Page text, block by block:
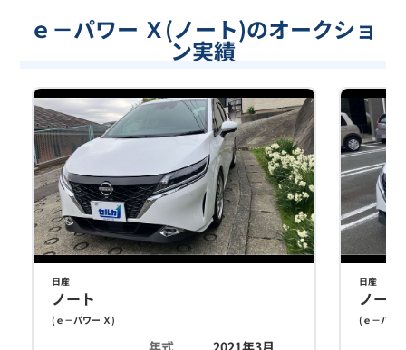
ｅ－パワー Ｘ(ノート)のオークショ
ン実績
日産
ノート
( ｅ－パワー Ｘ)
日産
ノート
( ｅ－パワ